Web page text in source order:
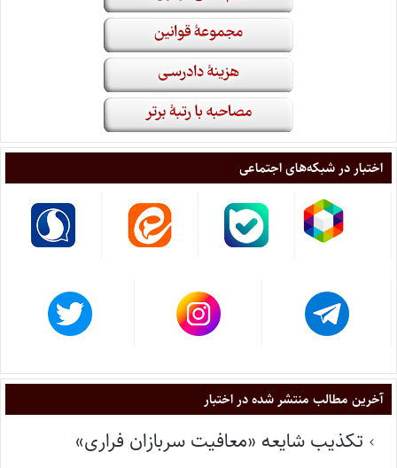
اختبار در شبکه‌های اجتماعی
آخرین مطالب منتشر شده در اختبار
تکذیب شایعه «معافیت سربازان فراری»